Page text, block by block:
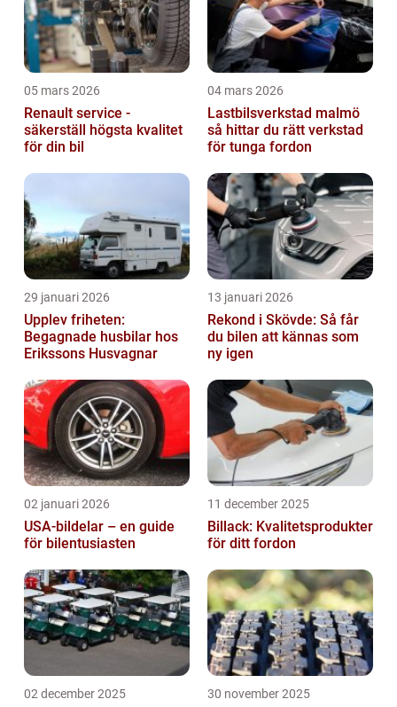
05 mars 2026
Renault service -
säkerställ högsta kvalitet
för din bil
04 mars 2026
Lastbilsverkstad malmö
så hittar du rätt verkstad
för tunga fordon
29 januari 2026
Upplev friheten:
Begagnade husbilar hos
Erikssons Husvagnar
13 januari 2026
Rekond i Skövde: Så får
du bilen att kännas som
ny igen
02 januari 2026
USA-bildelar – en guide
för bilentusiasten
11 december 2025
Billack: Kvalitetsprodukter
för ditt fordon
02 december 2025 30 november 2025